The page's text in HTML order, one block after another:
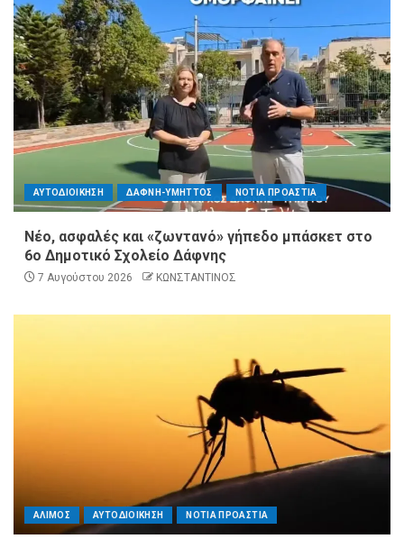
ΑΥΤΟΔΙΟΙΚΗΣΗ ΔΑΦΝΗ-ΥΜΗΤΤΟΣ ΝΟΤΙΑ ΠΡΟΑΣΤΙΑ
Νέο, ασφαλές και «ζωντανό» γήπεδο μπάσκετ στο
6ο Δημοτικό Σχολείο Δάφνης
7 Αυγούστου 2026 ΚΩΝΣΤΑΝΤΙΝΟΣ
ΑΛΙΜΟΣ ΑΥΤΟΔΙΟΙΚΗΣΗ ΝΟΤΙΑ ΠΡΟΑΣΤΙΑ